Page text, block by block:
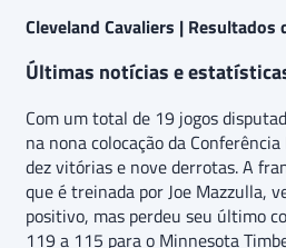
Cleveland Cavaliers |
Últimas notícias e
Com um total de 19 jogos
na nona colocação da
dez vitórias e nove derrotas. A
que é treinada por Joe Mazzulla,
positivo, mas perdeu seu último
119 a 115 para o Minnesota